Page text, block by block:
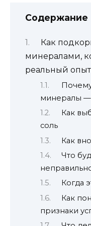
Содержание
Как
минералами,
реальный
минералы —
Как
соль
Как
Что
Когда
Как
признаки